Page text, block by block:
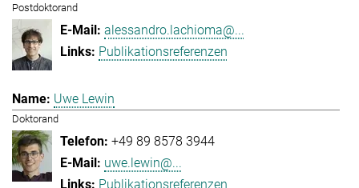
Postdoktorand
alessandro.lachioma@...
Publikationsreferenzen
Uwe Lewin
Doktorand
+49 89 8578 3944
uwe.lewin@...
Publikationsreferenzen